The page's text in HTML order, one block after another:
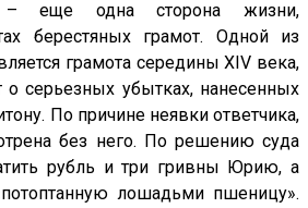
– еще одна сторона жизни,
берестяных грамот. Одной из
грамота середины XIV века,
о серьезных убытках, нанесенных
По причине неявки ответчика,
без него. По решению суда
рубль и три гривны Юрию, а
лошадьми пшеницу».